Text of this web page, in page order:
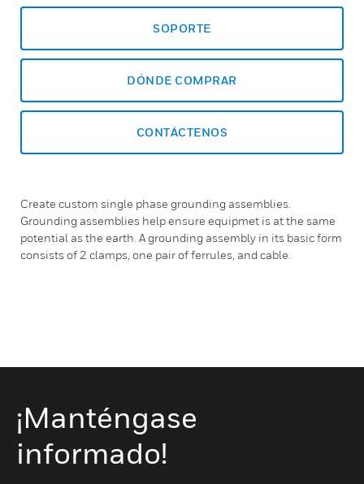
SOPORTE
DÓNDE COMPRAR
CONTÁCTENOS
Create custom single phase grounding assemblies.
Grounding assemblies help ensure equipmet is at the same
potential as the earth. A grounding assembly in its basic form
consists of 2 clamps, one pair of ferrules, and cable.
¡Manténgase
informado!